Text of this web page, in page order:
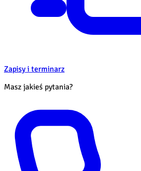
Zapisy i terminarz
Masz jakieś pytania?